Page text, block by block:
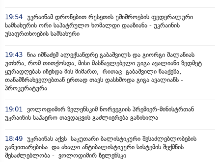
19:54 უკრაინამ დრონებით რუსეთის უშიშროების ფედერალური
სამსახურის ორი საპატრულო ხომალდი დააზიანა - უკრაინის
უსაფრთხოების სამსახური
19:43 ნია იმნაძემ ალექსანდრე გაბაშვილს და გიორგი მალანიას
უთხრა, რომ თითქოსდა, მისი მასწავლებელი გიგა ავალიანი ზედმეტ
ყურადღებას იჩენდა მის მიმართ, რითაც გაბაშვილი წააქეზა,
თანამზრახველებთან ერთად თავს დასხმოდა გიგა ავალიანს -
პროკურატურა
19:01
ვოლოდიმირ ზელენსკიმ ნორვეგიის პრემიერ-მინისტრთან
უკრაინის საჰაერო თავდაცვის გაძლიერება განიხილა
18:49 უკრაინას აქვს საკუთარი ბალისტიკური შესაძლებლობების
განვითარებისა და ახალი ანტიბალისტიკური სისტემის შექმნის
შესაძლებლობა - ვოლოდიმირ ზელენსკი